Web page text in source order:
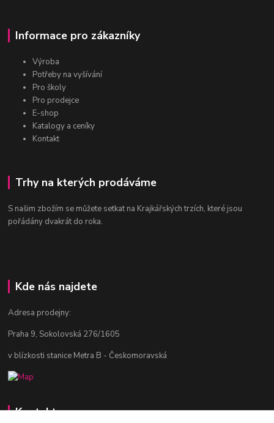
Informace pro zákazníky
Výroba
Potřeby na vyšívání
Pro školy
Pro prodejce
E-shop
Katalogy a ceníky
Kontakt
Trhy na kterých prodáváme
S našim zbožím se můžete setkat na Krajkářských trzích, které jsou
pořádány dvakrát do roka.
Kde nás najdete
Adresa prodejny:
Praha 9, Sokolovská 276/1605
v blízkosti stanice Metra B - Českomoravská
Kontakty